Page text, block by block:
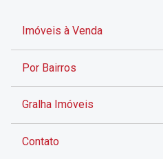
Imóveis à Venda
Por Bairros
Gralha Imóveis
Contato